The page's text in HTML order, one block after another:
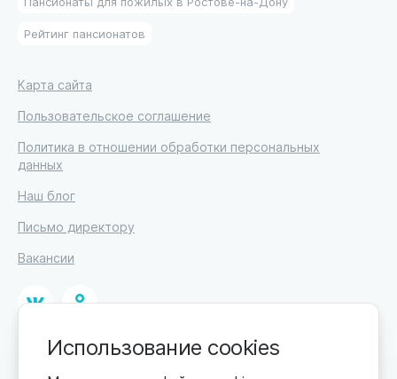
Рейтинг пансионатов
Карта сайта
Пользовательское соглашение
Политика в отношении обработки персональных
данных
Наш блог
Письмо директору
Вакансии
© 2026
ИП Высоцкий Дмитрий Петрович, ИНН 233610721148
Использование cookies